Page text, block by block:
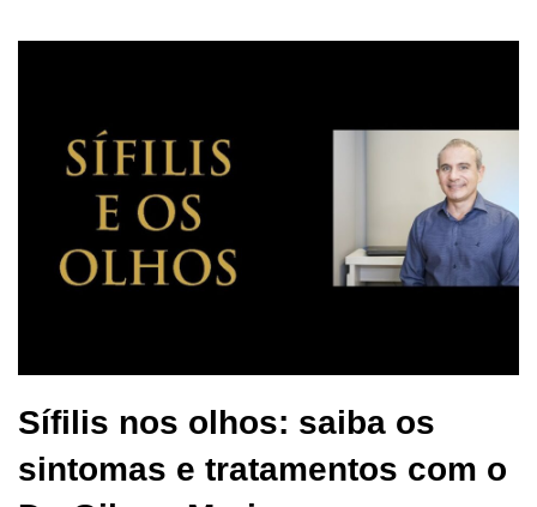
Sífilis nos olhos: saiba os
sintomas e tratamentos com o